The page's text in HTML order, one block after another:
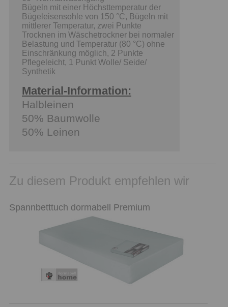
Bügeln mit einer Höchsttemperatur der
Bügeleisensohle von 150 °C, Bügeln mit
mittlerer Temperatur, zwei Punkte
Trocknen im Wäschetrockner bei normaler
Belastung und Temperatur (80 °C) ohne
Einschränkung möglich, 2 Punkte
Pflegeleicht, 1 Punkt Wolle/ Seide/
Synthetik
Material-Information:
Halbleinen
50% Baumwolle
50% Leinen
Zu diesem Produkt empfehlen wir
Spannbetttuch dormabell Premium